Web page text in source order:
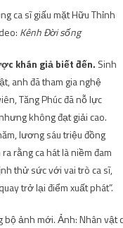
ca sĩ giấu mặt Hữu Thỉnh
Kênh Đời sống
khán giả biết đến. Sinh
anh đã tham gia nghệ
Tăng Phúc đã nỗ lực
không đạt giải cao.
lương sáu triệu đồng
rằng ca hát là niềm đam
thử sức với vai trò ca sĩ,
trở lại điểm xuất phát”.